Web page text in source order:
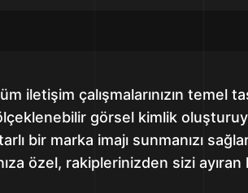
iletişim çalışmalarınızın temel
ölçeklenebilir görsel kimlik
bir marka imajı sunmanızı
özel, rakiplerinizden sizi ayıran